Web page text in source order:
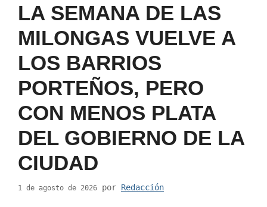
LA SEMANA DE LAS
MILONGAS VUELVE A
LOS BARRIOS
PORTEÑOS, PERO
CON MENOS PLATA
DEL GOBIERNO DE LA
CIUDAD
1 de agosto de 2026 por Redacción